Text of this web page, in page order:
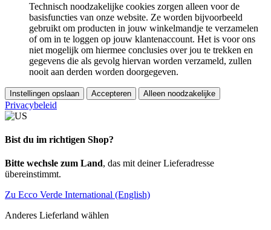
Technisch noodzakelijke cookies zorgen alleen voor de
basisfuncties van onze website. Ze worden bijvoorbeeld
gebruikt om producten in jouw winkelmandje te verzamelen
of om in te loggen op jouw klantenaccount. Het is voor ons
niet mogelijk om hiermee conclusies over jou te trekken en
gegevens die als gevolg hiervan worden verzameld, zullen
nooit aan derden worden doorgegeven.
Instellingen opslaan Accepteren Alleen noodzakelijke
Privacybeleid
Bist du im richtigen Shop?
Bitte wechsle zum Land, das mit deiner Lieferadresse
übereinstimmt.
Zu Ecco Verde International (English)
Anderes Lieferland wählen